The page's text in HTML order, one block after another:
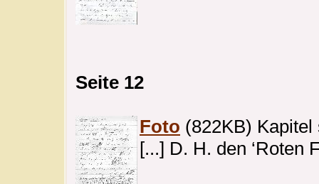
Seite 12
Foto (822KB) Kapitel
[...] D. H. den ‘Roten